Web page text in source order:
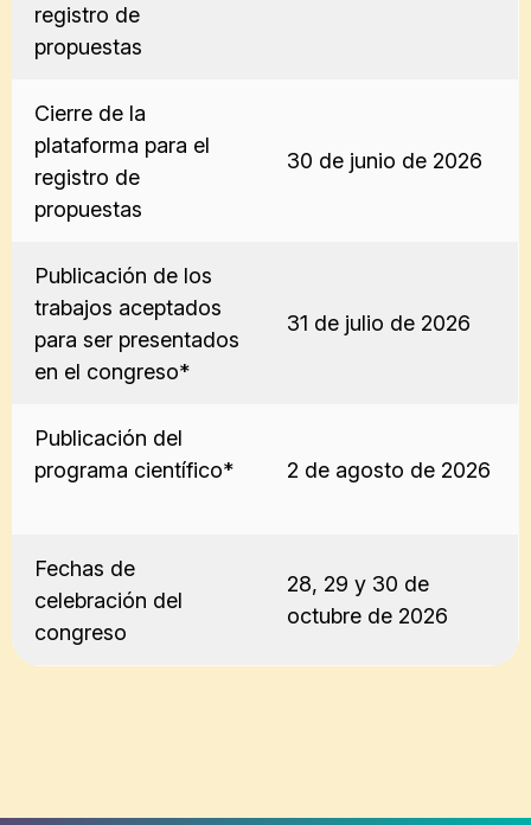
registro de
propuestas
Cierre de la
plataforma para el
registro de
propuestas
30 de junio de 2026
Publicación de los
trabajos aceptados
para ser presentados
en el congreso*
31 de julio de 2026
Publicación del
programa científico*
2 de agosto de 2026
Fechas de
celebración del
congreso
28, 29 y 30 de
octubre de 2026